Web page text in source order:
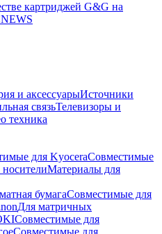
картриджей G&G на
и аксессуарыИсточники
связьТелевизоры и
техника
для KyoceraСовместимые
Материалы для
бумагаСовместимые для
Для матричных
Совместимые для
Совместимые для